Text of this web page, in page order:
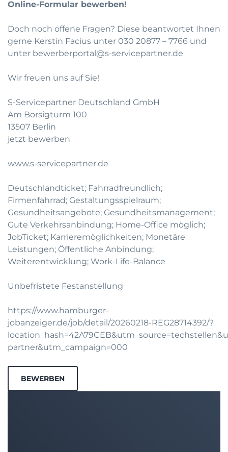
Online-Formular bewerben!
Doch noch offene Fragen? Diese beantwortet Ihnen
gerne Kerstin Facius unter 030 20877 – 7766 und
unter bewerberportal@s-servicepartner.de
Wir freuen uns auf Sie!
S-Servicepartner Deutschland GmbH
Am Borsigturm 100
13507 Berlin
jetzt bewerben
www.s-servicepartner.de
Deutschlandticket; Fahrradfreundlich;
Firmenfahrrad; Gestaltungsspielraum;
Gesundheitsangebote; Gesundheitsmanagement;
Gute Verkehrsanbindung; Home-Office möglich;
JobTicket; Karrieremöglichkeiten; Monetäre
Leistungen; Öffentliche Anbindung;
Weiterentwicklung; Work-Life-Balance
Unbefristete Festanstellung
https://www.hamburger-
jobanzeiger.de/job/detail/20260218-REG28714392/?
partner&utm_campaign=000
BEWERBEN